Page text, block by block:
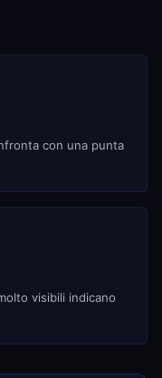
con una punta
visibili indicano